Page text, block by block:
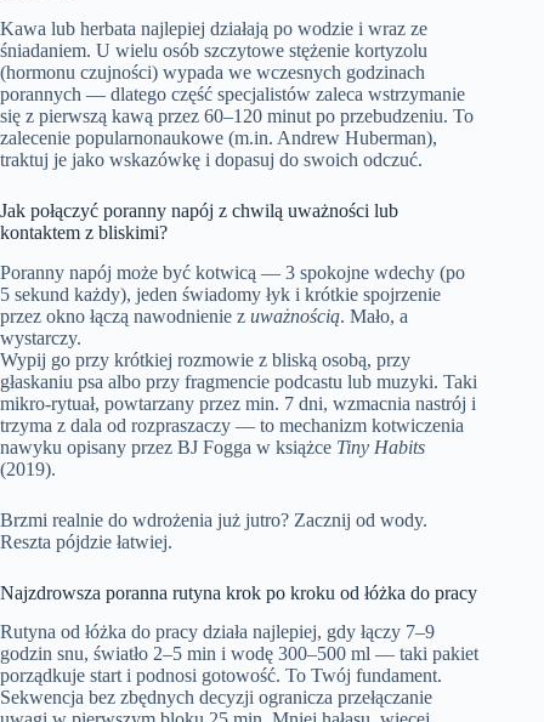
Kawa lub herbata najlepiej działają po wodzie i wraz ze
śniadaniem. U wielu osób szczytowe stężenie kortyzolu
(hormonu czujności) wypada we wczesnych godzinach
porannych — dlatego część specjalistów zaleca wstrzymanie
się z pierwszą kawą przez 60–120 minut po przebudzeniu. To
zalecenie popularnonaukowe (m.in. Andrew Huberman),
traktuj je jako wskazówkę i dopasuj do swoich odczuć.
Jak połączyć poranny napój z chwilą uważności lub
kontaktem z bliskimi?
Poranny napój może być kotwicą — 3 spokojne wdechy (po
5 sekund każdy), jeden świadomy łyk i krótkie spojrzenie
przez okno łączą nawodnienie z uważnością. Mało, a
wystarczy.
Wypij go przy krótkiej rozmowie z bliską osobą, przy
głaskaniu psa albo przy fragmencie podcastu lub muzyki. Taki
mikro-rytuał, powtarzany przez min. 7 dni, wzmacnia nastrój i
trzyma z dala od rozpraszaczy — to mechanizm kotwiczenia
nawyku opisany przez BJ Fogga w książce Tiny Habits
(2019).
Brzmi realnie do wdrożenia już jutro? Zacznij od wody.
Reszta pójdzie łatwiej.
Najzdrowsza poranna rutyna krok po kroku od łóżka do pracy
Rutyna od łóżka do pracy działa najlepiej, gdy łączy 7–9
godzin snu, światło 2–5 min i wodę 300–500 ml — taki pakiet
porządkuje start i podnosi gotowość. To Twój fundament.
Sekwencja bez zbędnych decyzji ogranicza przełączanie